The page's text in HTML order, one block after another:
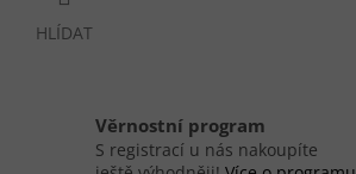
HLÍDAT
Věrnostní program
S registrací u nás nakoupíte